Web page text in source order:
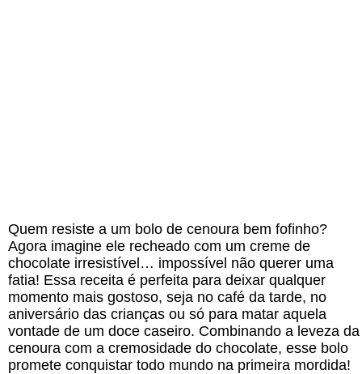
Quem resiste a um bolo de cenoura bem fofinho?
Agora imagine ele recheado com um creme de
chocolate irresistível… impossível não querer uma
fatia! Essa receita é perfeita para deixar qualquer
momento mais gostoso, seja no café da tarde, no
aniversário das crianças ou só para matar aquela
vontade de um doce caseiro. Combinando a leveza da
cenoura com a cremosidade do chocolate, esse bolo
promete conquistar todo mundo na primeira mordida!